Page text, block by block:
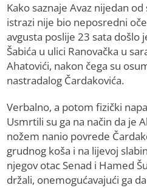
Kako saznaje Avaz nijedan
istrazi nije bio neposredni
avgusta poslije 23 sata došlo
Šabića u ulici Ranovačka u
Ahatovići, nakon čega su
nastradalog Čardakovića.
Verbalno, a potom fizički
Usmrtili su ga na način da je
nožem nanio povrede
grudnog koša i na lijevoj
njegov otac Senad i Hamed
držali, onemogućavajući ga